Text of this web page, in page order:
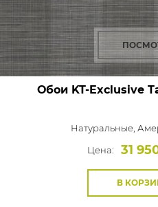
Обои KT-Exclusive
Натуральные,
Цена:
31
В